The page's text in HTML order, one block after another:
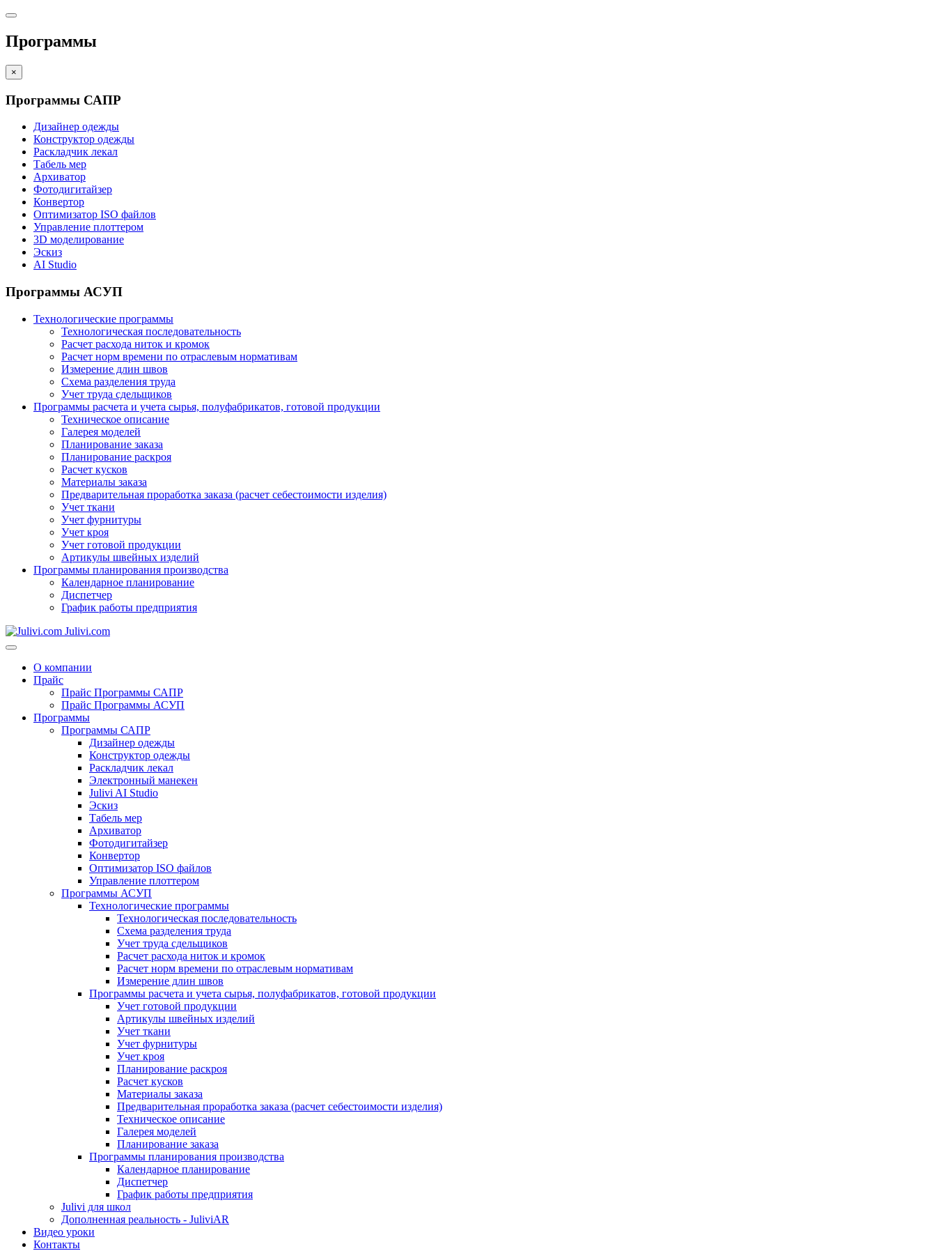
Программы
×
Программы САПР
Дизайнер одежды
Конструктор одежды
Раскладчик лекал
Табель мер
Архиватор
Фотодигитайзер
Конвертор
Оптимизатор ISO файлов
Управление плоттером
3D моделирование
Эскиз
AI Studio
Программы АСУП
Технологические программы
Технологическая последовательность
Расчет расхода ниток и кромок
Расчет норм времени по отраслевым нормативам
Измерение длин швов
Схема разделения труда
Учет труда сдельщиков
Программы расчета и учета сырья, полуфабрикатов, готовой продукции
Техническое описание
Галерея моделей
Планирование заказа
Планирование раскроя
Расчет кусков
Материалы заказа
Предварительная проработка заказа (расчет себестоимости изделия)
Учет ткани
Учет фурнитуры
Учет кроя
Учет готовой продукции
Артикулы швейных изделий
Программы планирования производства
Календарное планирование
Диспетчер
График работы предприятия
Julivi.com
О компании
Прайс
Прайс Программы САПР
Прайс Программы АСУП
Программы
Программы САПР
Дизайнер одежды
Конструктор одежды
Раскладчик лекал
Электронный манекен
Julivi AI Studio
Эскиз
Табель мер
Архиватор
Фотодигитайзер
Конвертор
Оптимизатор ISO файлов
Управление плоттером
Программы АСУП
Технологические программы
Технологическая последовательность
Схема разделения труда
Учет труда сдельщиков
Расчет расхода ниток и кромок
Расчет норм времени по отраслевым нормативам
Измерение длин швов
Программы расчета и учета сырья, полуфабрикатов, готовой продукции
Учет готовой продукции
Артикулы швейных изделий
Учет ткани
Учет фурнитуры
Учет кроя
Планирование раскроя
Расчет кусков
Материалы заказа
Предварительная проработка заказа (расчет себестоимости изделия)
Техническое описание
Галерея моделей
Планирование заказа
Программы планирования производства
Календарное планирование
Диспетчер
График работы предприятия
Julivi для школ
Дополненная реальность - JuliviAR
Видео уроки
Контакты